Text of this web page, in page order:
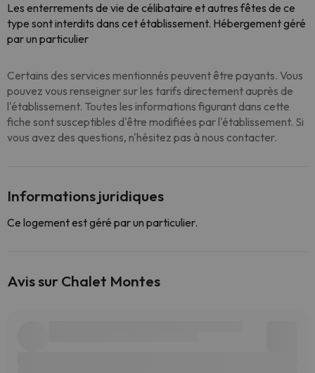
Les enterrements de vie de célibataire et autres fêtes de ce
type sont interdits dans cet établissement. Hébergement géré
par un particulier
Certains des services mentionnés peuvent être payants. Vous
pouvez vous renseigner sur les tarifs directement auprès de
l'établissement. Toutes les informations figurant dans cette
fiche sont susceptibles d'être modifiées par l'établissement. Si
vous avez des questions, n'hésitez pas à nous contacter.
Informations juridiques
Ce logement est géré par un particulier.
Avis sur Chalet Montes